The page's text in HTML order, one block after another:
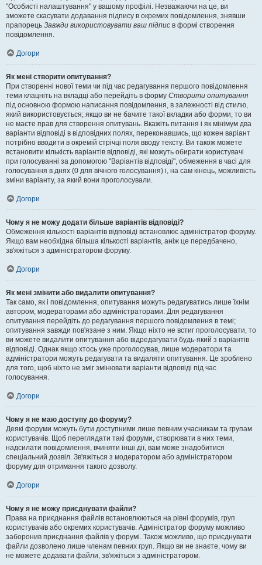
"Особисті налаштування" у вашому профілі. Незважаючи на це, ви
зможете скасувати додавання підпису в окремих повідомлення, знявши
прапорець Завжди використовувати ваш підпис в формі створення
повідомлення.
Догори
Як мені створити опитування?
При створенні нової теми чи під час редагування першого повідомлення
теми клацніть на вкладці або перейдіть в форму Створити опитування
під основною формою написання повідомлення, в залежності від стилю,
який використовується; якщо ви не бачите такої вкладки або форми, то ви
не маєте прав для створення опитувань. Вкажіть питання і як мінімум два
варіанти відповіді в відповідних полях, переконавшись, що кожен варіант
потрібно вводити в окремій стрічці поля вводу тексту. Ви також можете
встановити кількість варіантів відповіді, які можуть обирати користувачі
при голосуванні за допомогою "Варіантів відповіді", обмеження в часі для
голосування в днях (0 для вічного голосування) і, на сам кінець, можливість
зміни варіанту, за який вони проголосували.
Догори
Чому я не можу додати більше варіантів відповіді?
Обмеження кількості варіантів відповіді встановлює адміністратор форуму.
Якщо вам необхідна більша кількості варіантів, аніж це передбачено,
зв'яжіться з адміністратором форуму.
Догори
Як мені змінити або видалити опитування?
Так само, як і повідомлення, опитування можуть редагуватись лише їхнім
автором, модераторами або адміністраторами. Для редагування
опитування перейдіть до редагування першого повідомлення в темі;
опитування завжди пов'язане з ним. Якщо ніхто не встиг проголосувати, то
ви можете видалити опитування або відредагувати будь-який з варіантів
відповіді. Однак якщо хтось уже проголосував, лише модератори та
адміністратори можуть редагувати та видаляти опитування. Це зроблено
для того, щоб ніхто не зміг змінювати варіанти відповіді під час
голосування.
Догори
Чому я не маю доступу до форуму?
Деякі форуми можуть бути доступними лише певним учасникам та групам
користувачів. Щоб переглядати такі форуми, створювати в них теми,
надсилати повідомлення, вчиняти інші дії, вам може знадобитися
спеціальний дозвіл. Зв'яжіться з модератором або адміністратором
форуму для отримання такого дозволу.
Догори
Чому я не можу приєднувати файли?
Права на приєднання файлів встановлюються на рівні форумів, груп
користувачів або окремих користувачів. Адміністратор форуму можливо
заборонив приєднання файлів у форумі. Також можливо, що приєднувати
файли дозволено лише членам певних груп. Якщо ви не знаєте, чому ви
не можете додавати файли, зв'яжіться з адміністратором.